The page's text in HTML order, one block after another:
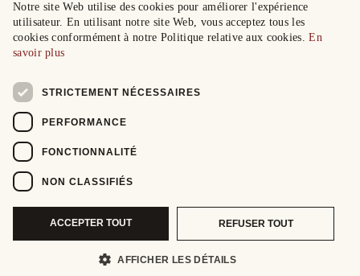
Notre site Web utilise des cookies pour améliorer l'expérience
utilisateur. En utilisant notre site Web, vous acceptez tous les
cookies conformément à notre Politique relative aux cookies.En
savoir plus
STRICTEMENT NÉCESSAIRES
PERFORMANCE
FONCTIONNALITÉ
NON CLASSIFIÉS
ACCEPTER TOUT REFUSER TOUT
AFFICHER LES DÉTAILS